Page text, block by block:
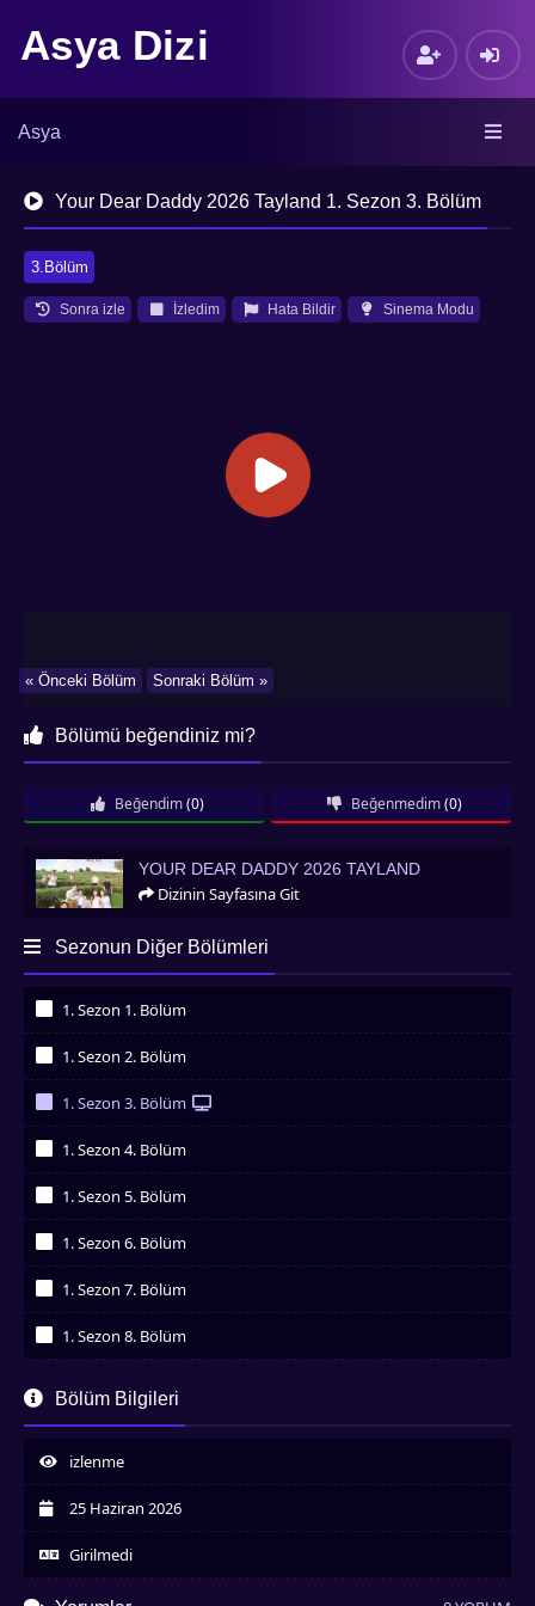
Asya Dizi
Asya
Your Dear Daddy 2026 Tayland 1. Sezon 3. Bölüm
3.Bölüm
Sonra izle İzledim Hata Bildir Sinema Modu
Sonraki Bölüm »
« Önceki Bölüm
Bölümü beğendiniz mi?
Beğendim (0) Beğenmedim (0)
Your Dear Daddy 2026 Tayland
YOUR DEAR DADDY 2026 TAYLAND
Dizinin Sayfasına Git
Sezonun Diğer Bölümleri
1. Sezon 1. Bölüm
1. Sezon 2. Bölüm
1. Sezon 3. Bölüm
1. Sezon 4. Bölüm
1. Sezon 5. Bölüm
1. Sezon 6. Bölüm
1. Sezon 7. Bölüm
1. Sezon 8. Bölüm
Bölüm Bilgileri
izlenme
25 Haziran 2026
Girilmedi